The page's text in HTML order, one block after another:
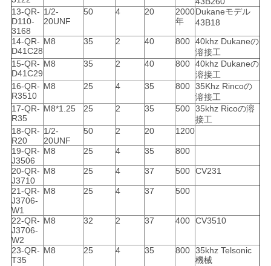
バ
シ
ー
ポ
リ
シ
ー
13-QR-
D110-
3168
1/2-
20UNF
50 4 20
2000
年
Dukaneモデル
43B18
14-QR-
D41C28
M8 35 2 40 800 40khz Dukaneの
溶接工
15-QR-
D41C29
M8 35 2 40 800 40khz Dukaneの
溶接工
16-QR-
R3510
M8 25 4 35 800 35Khz Rincoの
溶接工
17-QR-
R35
M8*1.25 25 2 35 500 35khz Ricoの溶
接工
18-QR-
R20
1/2-
20UNF
50 2 20 1200
19-QR-
J3506
M8 25 4 35 800
20-QR-
J3710
M8 25 4 37 500 CV231
21-QR-
J3706-
W1
M8 25 4 37 500
22-QR-
J3706-
W2
M8 32 2 37 400 CV3510
23-QR-
T35
M8 25 4 35 800 35khz Telsonic
機械